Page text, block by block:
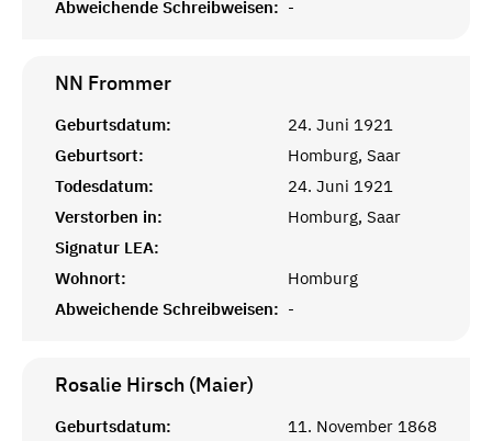
Abweichende Schreibweisen: -
NN Frommer
Geburtsdatum:
24. Juni 1921
Geburtsort:
Homburg, Saar
Todesdatum:
24. Juni 1921
Verstorben in:
Homburg, Saar
Signatur LEA:
Wohnort:
Homburg
Abweichende Schreibweisen: -
Rosalie Hirsch (Maier)
Geburtsdatum: 11. November 1868